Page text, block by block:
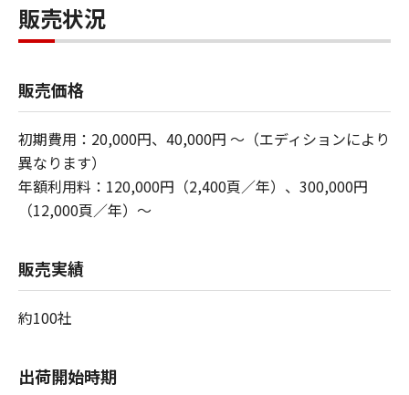
販売状況
販売価格
初期費用：20,000円、40,000円 ～（エディションにより
異なります）
年額利用料：120,000円（2,400頁／年）、300,000円
（12,000頁／年）～
販売実績
約100社
出荷開始時期